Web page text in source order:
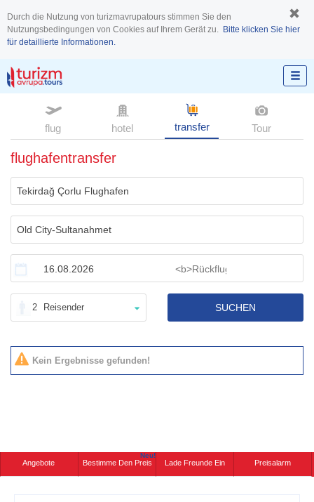
Durch die Nutzung von turizmavrupatours stimmen Sie den
Nutzungsbedingungen von Cookies auf Ihrem Gerät zu. Bitte klicken Sie hier
für detaillierte Informationen.
flug hotel transfer Tour
flughafentransfer
2 Reisender SUCHEN
Kein Ergebnisse gefunden!
Angebote Bestimme Den Preis
Neu!
Lade Freunde Ein Preisalarm